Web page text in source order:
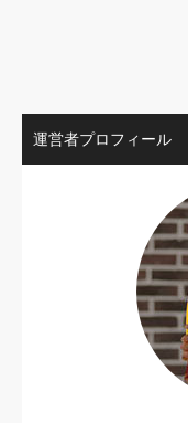
運営者プロフィール